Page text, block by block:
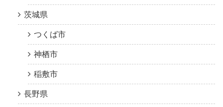
茨城県
つくば市
神栖市
稲敷市
長野県